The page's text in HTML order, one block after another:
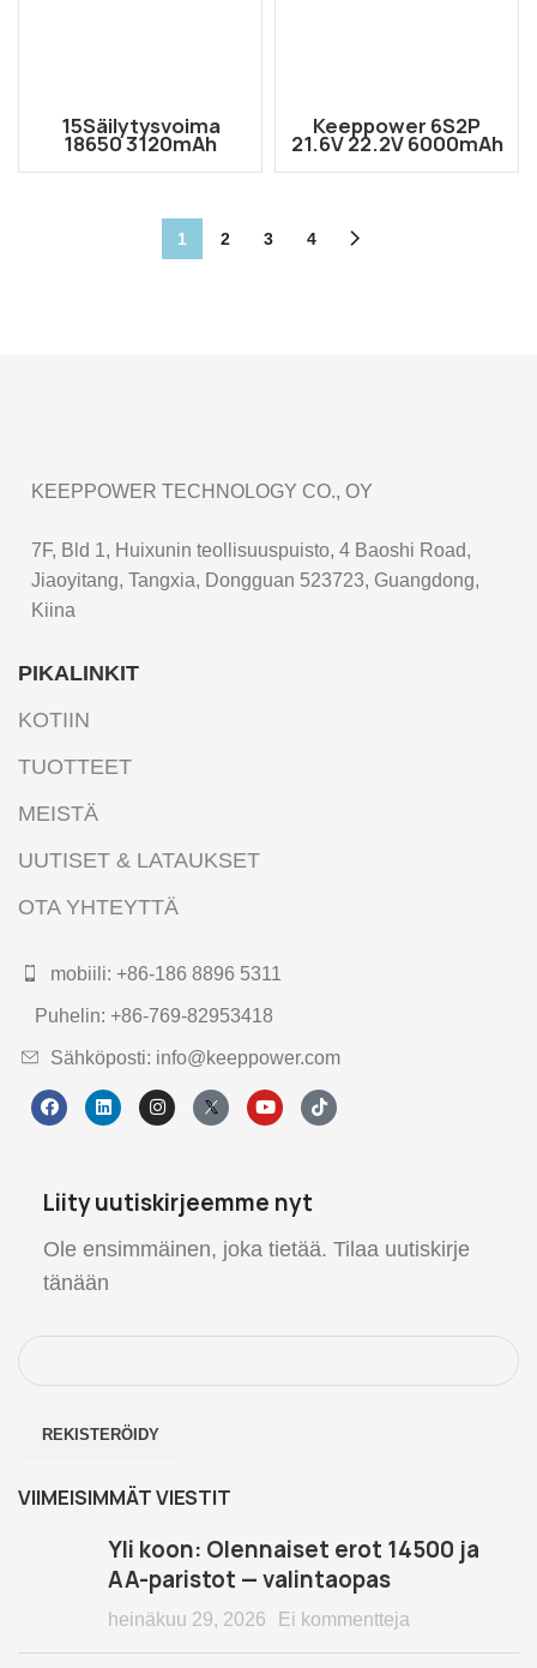
15Säilytysvoima
18650 3120mAh
litiumioniakku P1831R
Keeppower 6S2P
21.6V 22.2V 6000mAh
UAV suuritehoinen Li-
liittimellä
1 2 3 4
KEEPPOWER TECHNOLOGY CO., OY
7F, Bld 1, Huixunin teollisuuspuisto, 4 Baoshi Road,
Jiaoyitang, Tangxia, Dongguan 523723, Guangdong,
Kiina
PIKALINKIT
KOTIIN
TUOTTEET
MEISTÄ
UUTISET & LATAUKSET
OTA YHTEYTTÄ
mobiili: +86-186 8896 5311
Puhelin: +86-769-82953418
Sähköposti: info@keeppower.com
Liity uutiskirjeemme nyt
Ole ensimmäinen, joka tietää. Tilaa uutiskirje
tänään
VIIMEISIMMÄT VIESTIT
Yli koon: Olennaiset erot 14500 ja
AA-paristot — valintaopas
heinäkuu 29, 2026 Ei kommentteja